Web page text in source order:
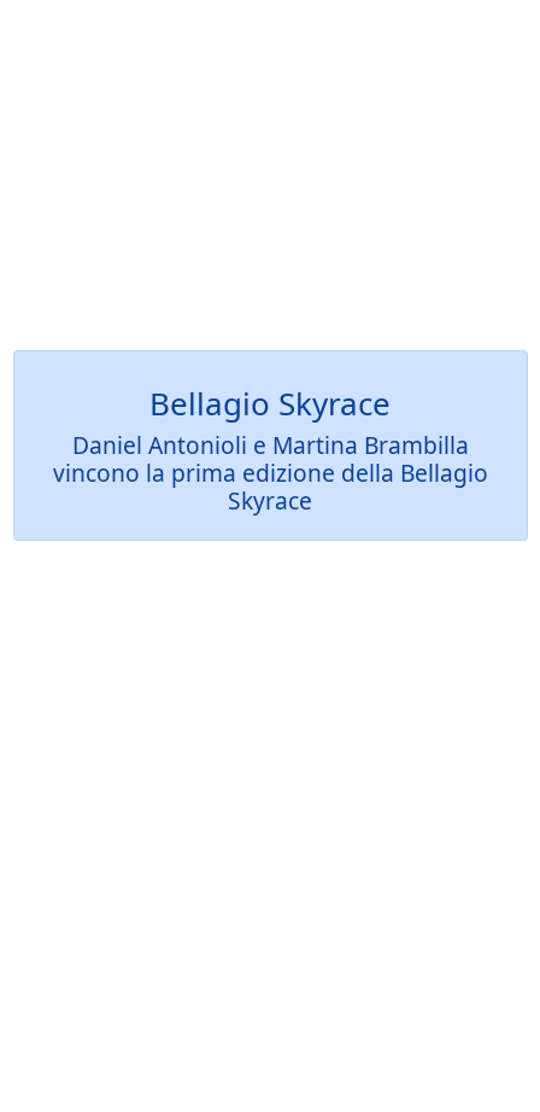
Bellagio Skyrace
Daniel Antonioli e Martina Brambilla
vincono la prima edizione della Bellagio
Skyrace